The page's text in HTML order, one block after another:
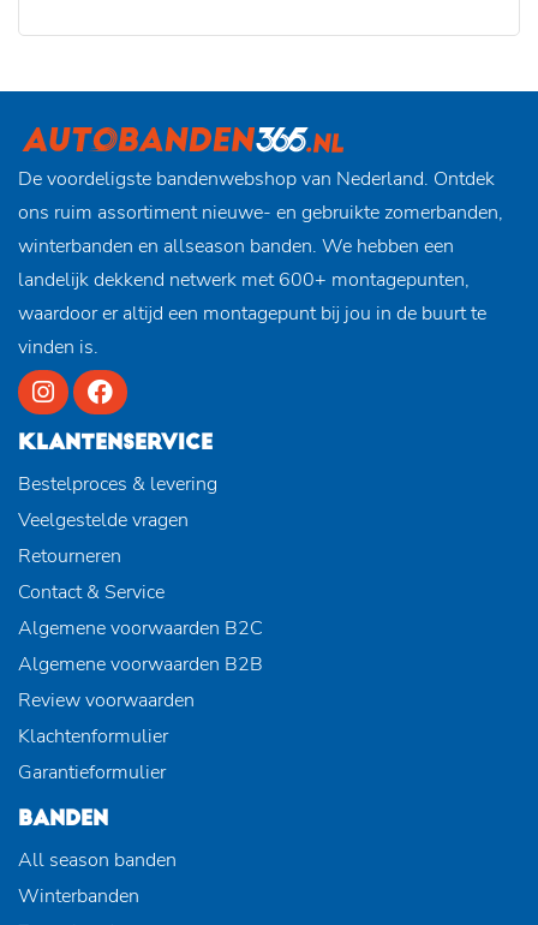
De voordeligste bandenwebshop van Nederland. Ontdek
ons ruim assortiment nieuwe- en gebruikte zomerbanden,
winterbanden en allseason banden. We hebben een
landelijk dekkend netwerk met 600+ montagepunten,
waardoor er altijd een montagepunt bij jou in de buurt te
vinden is.
KLANTENSERVICE
Bestelproces & levering
Veelgestelde vragen
Retourneren
Contact & Service
Algemene voorwaarden B2C
Algemene voorwaarden B2B
Review voorwaarden
Klachtenformulier
Garantieformulier
BANDEN
All season banden
Winterbanden